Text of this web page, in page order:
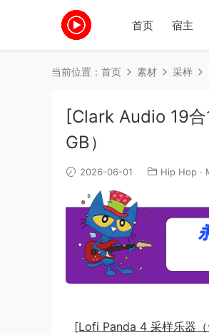
首页 宿主
当前位置： 首页 素材 采样
[Clark Audio 19
GB）
2026-06-01 Hip Hop ·
[Lofi Panda 4 采样乐器